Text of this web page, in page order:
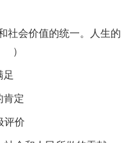
社会价值的统一。人生的
）
定
评价